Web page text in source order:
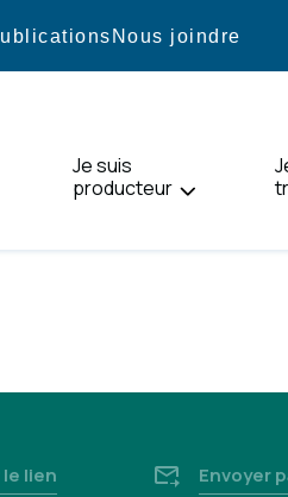
Je suis
producteur
Nous joindre
lien Envoyer